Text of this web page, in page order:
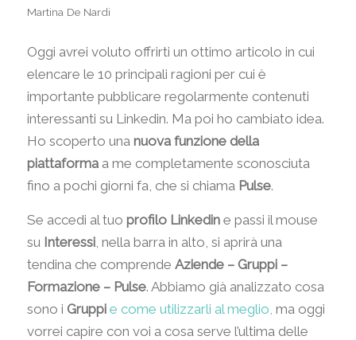
Martina De Nardi
Oggi avrei voluto offrirti un ottimo articolo in cui
elencare le 10 principali ragioni per cui è
importante pubblicare regolarmente contenuti
interessanti su Linkedin. Ma poi ho cambiato idea.
Ho scoperto una nuova funzione della
piattaformaa me completamente sconosciuta
fino a pochi giorni fa, che si chiama Pulse.
Se accedi al tuo profilo Linkedine passi il mouse
su Interessi, nella barra in alto, si aprirà una
tendina che comprende Aziende – Gruppi –
Formazione – Pulse. Abbiamo già analizzato cosa
sono i Gruppie come utilizzarli al meglio, ma oggi
vorrei capire con voi a cosa serve l’ultima delle